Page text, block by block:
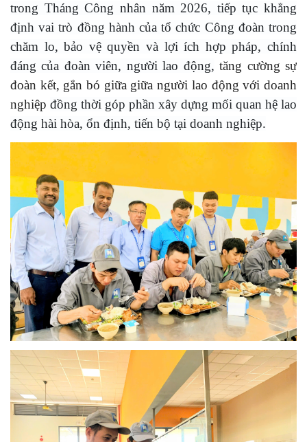
trong Tháng Công nhân năm 2026, tiếp tục khẳng
định vai trò đồng hành của tổ chức Công đoàn trong
chăm lo, bảo vệ quyền và lợi ích hợp pháp, chính
đáng của đoàn viên, người lao động, tăng cường sự
đoàn kết, gắn bó giữa giữa người lao động với doanh
nghiệp đồng thời góp phần xây dựng mối quan hệ lao
động hài hòa, ổn định, tiến bộ tại doanh nghiệp.